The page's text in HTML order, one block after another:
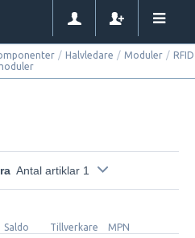
/ Halvledare / Moduler / RFID
Antal artiklar 1
Saldo Tillverkare MPN